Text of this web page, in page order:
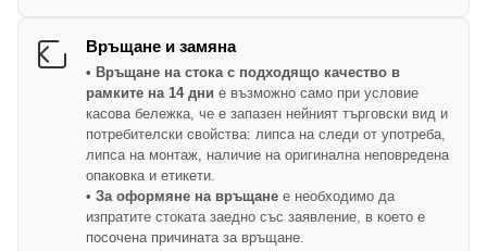
Връщане и замяна
• Връщане на стока с подходящо качество в
рамките на 14 дни е възможно само при условие
касова бележка, че е запазен нейният търговски вид и
потребителски свойства: липса на следи от употреба,
липса на монтаж, наличие на оригинална неповредена
опаковка и етикети.
• За оформяне на връщане е необходимо да
изпратите стоката заедно със заявление, в което е
посочена причината за връщане.